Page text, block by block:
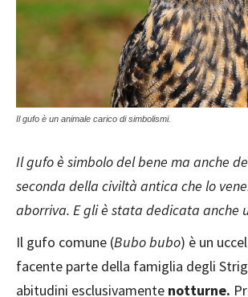
Il gufo è un animale carico di simbolismi.
Il gufo è simbolo del bene ma anche
seconda della civiltà antica che lo
aborriva. E gli è stata dedicata anche
Il gufo comune (Bubo bubo) è un
facente parte della famiglia degli
abitudini esclusivamente notturne.